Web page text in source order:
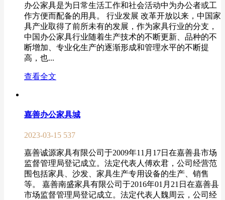
办公家具是为日常生活工作和社会活动中为办公者或工
作方便而配备的用具。 行业发展 改革开放以来，中国家
具产业取得了前所未有的发展，作为家具行业的分支，
中国办公家具行业随着生产技术的不断更新、品种的不
断增加、专业化生产的逐渐形成和管理水平的不断提
高，也...
查看全文
嘉善办公家具城
2023-03-15 537
嘉善诚源家具有限公司于2009年11月17日在嘉善县市场
监督管理局登记成立。法定代表人傅欢君，公司经营范
围包括家具、沙发、家具生产专用设备的生产、销售
等。 嘉善南盛家具有限公司于2016年01月21日在嘉善县
市场监督管理局登记成立。法定代表人魏周云，公司经